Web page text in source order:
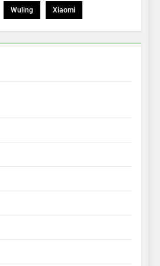
Wuling Xiaomi